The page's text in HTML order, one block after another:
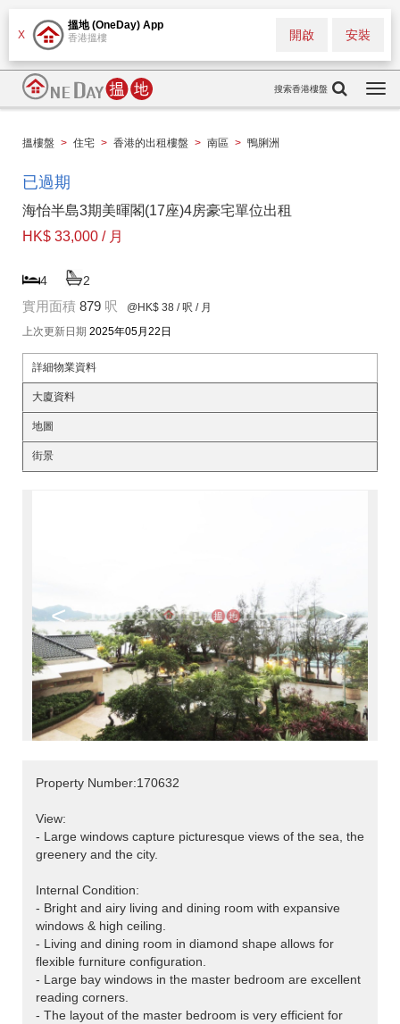
X
搵地 (OneDay) App
香港搵樓 安裝
開啟
搜索香港樓盤
搵樓盤 > 住宅 > 香港的出租樓盤 > 南區 > 鴨脷洲
已過期
海怡半島3期美暉閣(17座)4房豪宅單位出租
HK$ 33,000 / 月
4 2
實用面積 879 呎 @HK$ 38 / 呎 / 月
上次更新日期 2025年05月22日
詳細物業資料
大廈資料
地圖
街景
< >
Property Number:170632
View:
- Large windows capture picturesque views of the sea, the
greenery and the city.
Internal Condition:
- Bright and airy living and dining room with expansive
windows & high ceiling.
- Living and dining room in diamond shape allows for
flexible furniture configuration.
- Large bay windows in the master bedroom are excellent
reading corners.
- The layout of the master bedroom is very efficient for